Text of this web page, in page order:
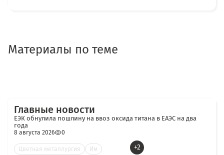
Материалы по теме
Главные новости
ЕЭК обнулила пошлину на ввоз оксида титана в ЕАЭС на два
года
8 августа 2026 0
Цветная металлургия Им +2